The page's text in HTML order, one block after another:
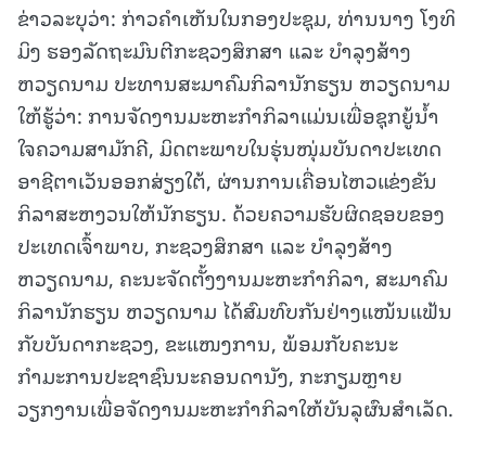
ຂ່າວລະບຸວ່າ: ກ່າວຄຳເຫັນໃນກອງປະຊຸມ, ທ່ານນາງ ໂງທິ
ມິງ ຮອງລັດຖະມົນຕີກະຊວງສຶກສາ ແລະ ບຳລຸງສ້າງ
ຫວຽດນາມ ປະທານສະມາຄົມກິລານັກຮຽນ ຫວຽດນາມ
ໃຫ້ຮູ້ວ່າ: ການຈັດງານມະຫະກຳກິລາແມ່ນເພື່ອຊຸກຍູ້ນ້ຳ
ໃຈຄວາມສາມັກຄີ, ມິດຕະພາບໃນຮຸ່ນໜຸ່ມບັນດາປະເທດ
ອາຊີຕາເວັນອອກສ່ຽງໃຕ້, ຜ່ານການເຄື່ອນໄຫວແຂ່ງຂັນ
ກິລາສະຫງວນໃຫ້ນັກຮຽນ. ດ້ວຍຄວາມຮັບຜິດຊອບຂອງ
ປະເທດເຈົ້າພາບ, ກະຊວງສຶກສາ ແລະ ບຳລຸງສ້າງ
ຫວຽດນາມ, ຄະນະຈັດຕັ້ງງານມະຫະກຳກິລາ, ສະມາຄົມ
ກິລານັກຮຽນ ຫວຽດນາມ ໄດ້ສົມທົບກັນຢ່າງແໜ້ນແຟ້ນ
ກັບບັນດາກະຊວງ, ຂະແໜງການ, ພ້ອມກັບຄະນະ
ກຳມະການປະຊາຊົນນະຄອນດານັງ, ກະກຽມຫຼາຍ
ວຽກງານເພື່ອຈັດງານມະຫະກຳກິລາໃຫ້ບັນລຸຜົນສຳເລັດ.